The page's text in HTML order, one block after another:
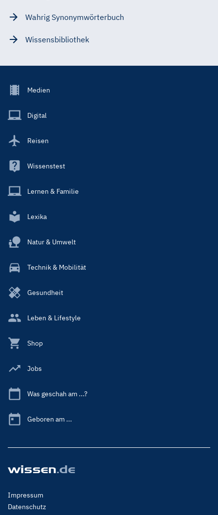
Wahrig Synonymwörterbuch
Wissensbibliothek
Footer
Main
Medien
Digital
Reisen
Wissenstest
Lernen & Familie
Lexika
Natur & Umwelt
Technik & Mobilität
Gesundheit
Leben & Lifestyle
Shop
Jobs
Was geschah am ...?
Geboren am ...
Footer
Menu
Impressum
Datenschutz